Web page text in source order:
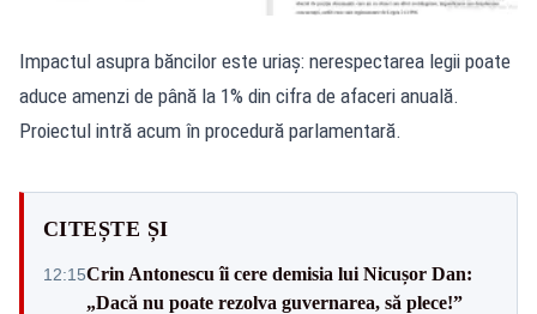
Impactul asupra băncilor este uriaș: nerespectarea legii poate
aduce amenzi de până la 1% din cifra de afaceri anuală.
Proiectul intră acum în procedură parlamentară.
CITEȘTE ȘI
12:15Crin Antonescu îi cere demisia lui Nicușor Dan:
„Dacă nu poate rezolva guvernarea, să plece!”